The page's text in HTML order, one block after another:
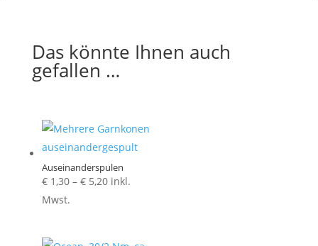
Das könnte Ihnen auch
gefallen …
Auseinanderspulen
€1,30 – €5,20Preisspanne:
inkl.
Mwst.